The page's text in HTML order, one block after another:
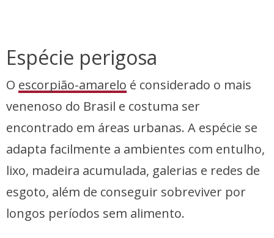
Espécie perigosa
O escorpião-amarelo é considerado o mais
venenoso do Brasil e costuma ser
encontrado em áreas urbanas. A espécie se
adapta facilmente a ambientes com entulho,
lixo, madeira acumulada, galerias e redes de
esgoto, além de conseguir sobreviver por
longos períodos sem alimento.